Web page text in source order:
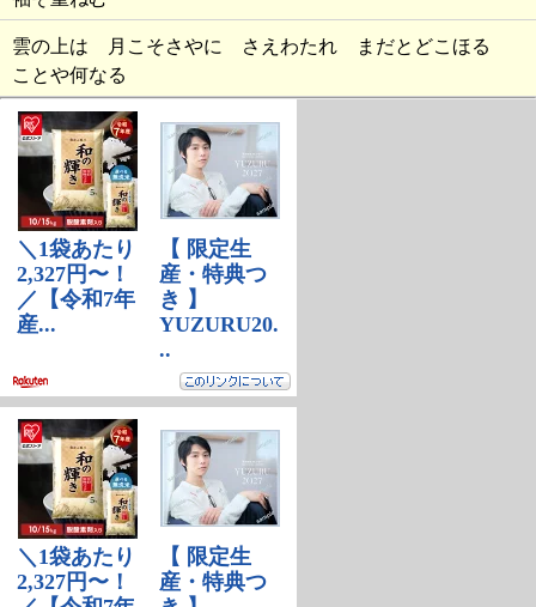
雲の上は 月こそさやに さえわたれ まだとどこほる
ことや何なる